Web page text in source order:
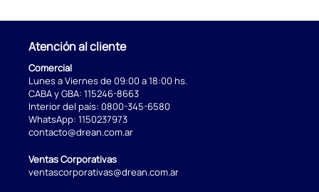
Atención al cliente
Comercial
Lunes a Viernes de 09:00 a 18:00 hs.
CABA y GBA: 115246-8663
Interior del país: 0800-345-6580
WhatsApp: 1150237973
contacto@drean.com.ar
Ventas Corporativas
ventascorporativas@drean.com.ar